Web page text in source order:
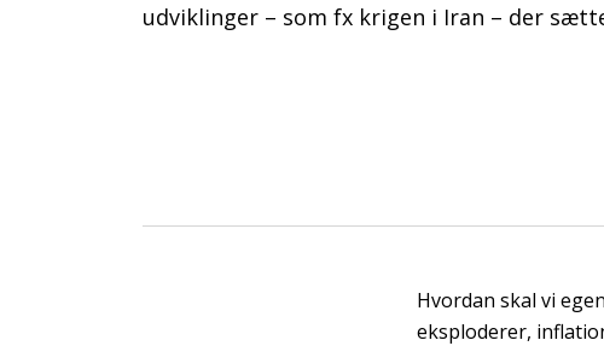
udviklinger – som fx krigen i Iran – der
Hvordan skal vi
eksploderer,